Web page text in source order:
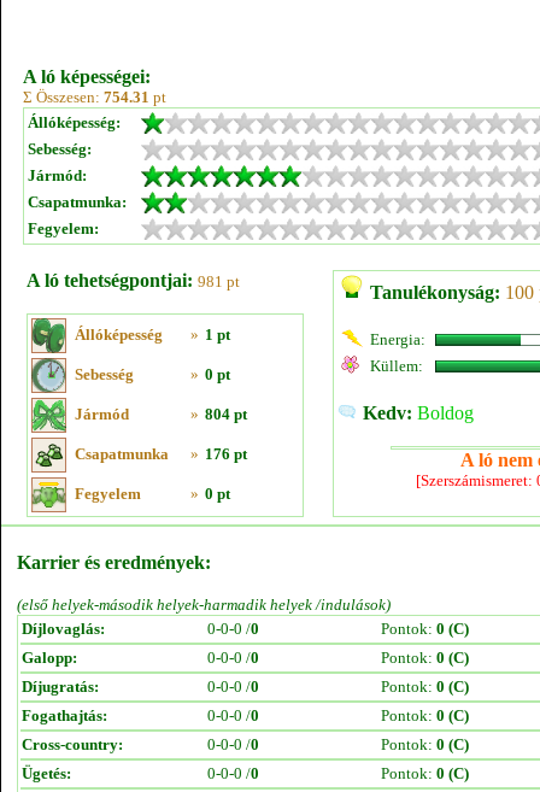
A ló képességei:
Σ Összesen: 754.31 pt
Állóképesség:
Sebesség:
Jármód:
Csapatmunka:
Fegyelem:
A ló tehetségpontjai: 981 pt
Állóképesség » 1 pt
Sebesség » 0 pt
Jármód » 804 pt
Csapatmunka » 176 pt
Fegyelem » 0 pt
Tanulékonyság: 100
Energia:
Küllem:
Kedv: Boldog
A ló nem
Karrier és eredmények:
(első helyek-második helyek-harmadik helyek /indulások)
Díjlovaglás:
0-0-0 /0 Pontok: 0 (C)
Galopp:
0-0-0 /0 Pontok: 0 (C)
Díjugratás:
0-0-0 /0 Pontok: 0 (C)
Fogathajtás:
0-0-0 /0 Pontok: 0 (C)
Cross-country:
0-0-0 /0 Pontok: 0 (C)
Ügetés:
0-0-0 /0 Pontok: 0 (C)